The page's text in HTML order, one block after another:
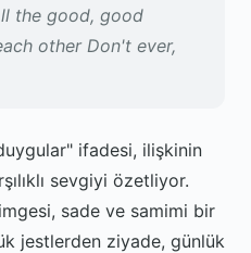
the good, good
other Don't ever,
ifadesi, ilişkinin
sevgiyi özetliyor.
sade ve samimi bir
jestlerden ziyade, günlük